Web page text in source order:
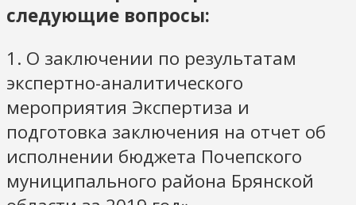
следующие вопросы:
1. О заключении по результатам
экспертно-аналитического
мероприятия Экспертиза и
подготовка заключения на отчет об
исполнении бюджета Почепского
муниципального района Брянской